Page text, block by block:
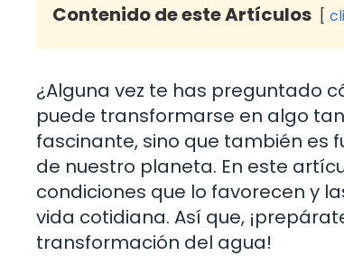
Contenido de este Artículos
¿Alguna vez te has preguntado
puede transformarse en algo
fascinante, sino que también es
de nuestro planeta. En este
condiciones que lo favorecen y
vida cotidiana. Así que,
transformación del agua!